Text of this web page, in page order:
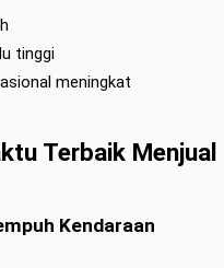
tinggi
meningkat
Terbaik
Kendaraan